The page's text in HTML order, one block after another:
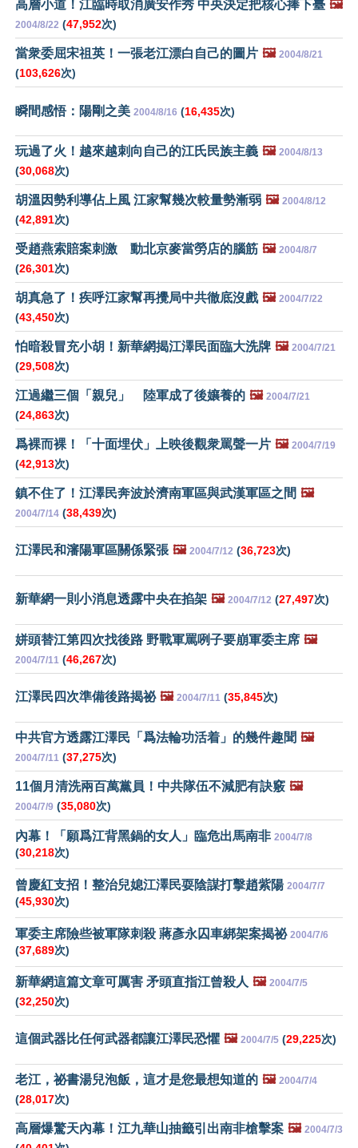
高層小道！江臨時取消廣安作秀 中央決定把核心捧下臺 🖼️
2004/8/22 (47,952次)
當衆委屈宋祖英！一張老江漂白自己的圖片 🖼️ 2004/8/21
(103,626次)
瞬間感悟：陽剛之美 2004/8/16 (16,435次)
玩過了火！越來越刺向自己的江氏民族主義 🖼️ 2004/8/13
(30,068次)
胡溫因勢利導佔上風 江家幫幾次較量勢漸弱 🖼️ 2004/8/12
(42,891次)
受趙燕索賠案刺激 動北京麥當勞店的腦筋 🖼️ 2004/8/7
(26,301次)
胡真急了！疾呼江家幫再攪局中共徹底沒戲 🖼️ 2004/7/22
(43,450次)
怕暗殺冒充小胡！新華網揭江澤民面臨大洗牌 🖼️ 2004/7/21
(29,508次)
江過繼三個「親兒」 陸軍成了後孃養的 🖼️ 2004/7/21
(24,863次)
爲裸而裸！「十面埋伏」上映後觀衆罵聲一片 🖼️ 2004/7/19
(42,913次)
鎮不住了！江澤民奔波於濟南軍區與武漢軍區之間 🖼️
2004/7/14 (38,439次)
江澤民和瀋陽軍區關係緊張 🖼️ 2004/7/12 (36,723次)
新華網一則小消息透露中央在掐架 🖼️ 2004/7/12 (27,497次)
姘頭替江第四次找後路 野戰軍罵咧子要崩軍委主席 🖼️
2004/7/11 (46,267次)
江澤民四次準備後路揭祕 🖼️ 2004/7/11 (35,845次)
中共官方透露江澤民「爲法輪功活着」的幾件趣聞 🖼️
2004/7/11 (37,275次)
11個月清洗兩百萬黨員！中共隊伍不減肥有訣竅 🖼️
2004/7/9 (35,080次)
內幕！「願爲江背黑鍋的女人」臨危出馬南非 2004/7/8
(30,218次)
曾慶紅支招！整治兒媳江澤民耍陰謀打擊趙紫陽 2004/7/7
(45,930次)
軍委主席險些被軍隊刺殺 蔣彥永囚車綁架案揭祕 2004/7/6
(37,689次)
新華網這篇文章可厲害 矛頭直指江曾殺人 🖼️ 2004/7/5
(32,250次)
這個武器比任何武器都讓江澤民恐懼 🖼️ 2004/7/5 (29,225次)
老江，祕書湯兒泡飯，這才是您最想知道的 🖼️ 2004/7/4
(28,017次)
高層爆驚天內幕！江九華山抽籤引出南非槍擊案 🖼️ 2004/7/3